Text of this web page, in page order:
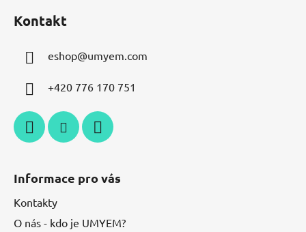
Kontakt
eshop@umyem.com
+420 776 170 751
Informace pro vás
Kontakty
O nás - kdo je UMYEM?